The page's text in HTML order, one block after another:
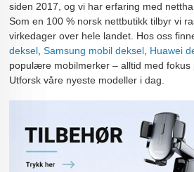
siden 2017, og vi har erfaring med
Som en 100 % norsk nettbutikk tilbyr vi
virkedager over hele landet. Hos oss
deksel,Samsung mobil deksel, Huawei
populære mobilmerker – alltid med fokus
Utforsk våre nyeste modeller i dag.